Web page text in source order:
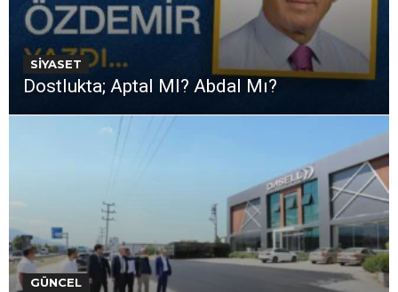
SİYASET
Dostlukta; Aptal MI? Abdal Mı?
GÜNCEL